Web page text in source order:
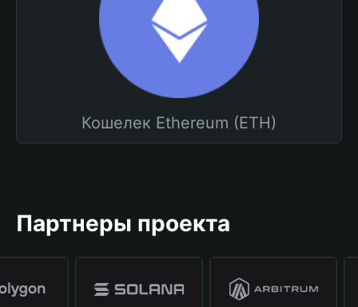
Кошелек Ethereum (ETH)
Партнеры проекта